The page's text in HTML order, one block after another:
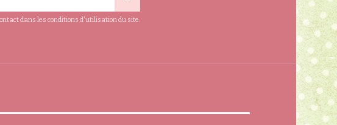
dans les conditions d'utilisation du site.